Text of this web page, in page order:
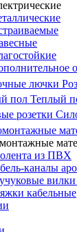
Теплый
из ПВХ
каналы
вилки
кабельные